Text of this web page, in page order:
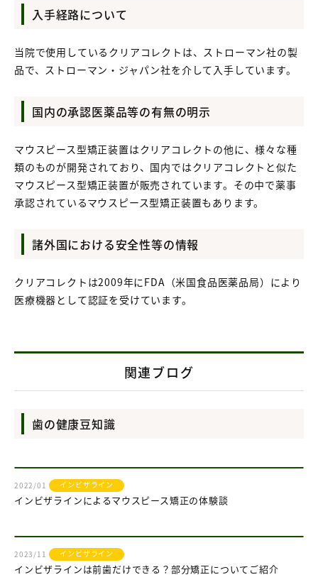
入手経路について
当院で使用しているクリアコレクトは、ストローマン社の製
品で、ストローマン・ジャパン社を介して入手しています。
国内の承認医薬品等の有無の明示
マウスピース型矯正装置はクリアコレクトの他に、様々な種
類のものが開発されており、国内ではクリアコレクトと似た
マウスピース­型矯正装置が販売されています。その中で薬事
承認されているマウスピース型矯正装置もあります。
諸外国における安全性等の情報
クリアコレクトは2009年にFDA（米国食品医薬品局）により
医療機器として認証を受けています。
関連ブログ
歯の健康豆知識
2022/01 インビザライン
インビザラインによるマウスピース矯正の体験談
2023/11 インビザライン
インビザラインは前歯だけできる？部分矯正についてご紹介